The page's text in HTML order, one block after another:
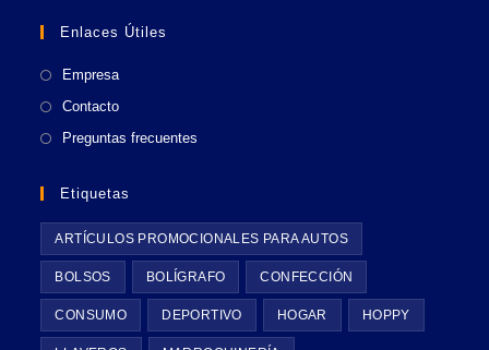
Enlaces Útiles
Empresa
Contacto
Preguntas frecuentes
Etiquetas
ARTÍCULOS PROMOCIONALES PARA AUTOS
BOLSOS BOLÍGRAFO CONFECCIÓN
CONSUMO DEPORTIVO HOGAR HOPPY